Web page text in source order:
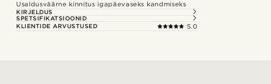
Usaldusväärne kinnitus igapäevaseks kandmiseks
KIRJELDUS
SPETSIFIKATSIOONID
KLIENTIDE ARVUSTUSED
5.0